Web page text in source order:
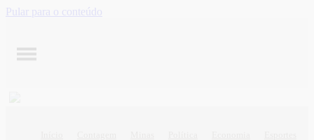
Pular para o conteúdo